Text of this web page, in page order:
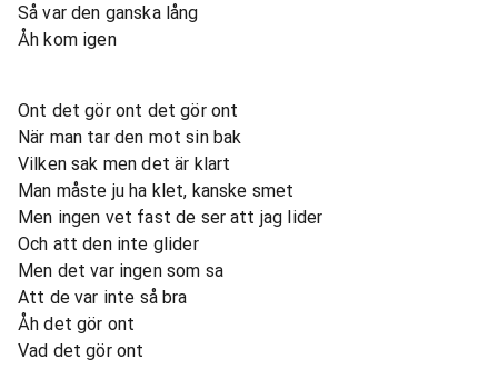
Så var den ganska lång
Åh kom igen
Ont det gör ont det gör ont
När man tar den mot sin bak
Vilken sak men det är klart
Man måste ju ha klet, kanske smet
Men ingen vet fast de ser att jag lider
Och att den inte glider
Men det var ingen som sa
Att de var inte så bra
Åh det gör ont
Vad det gör ont